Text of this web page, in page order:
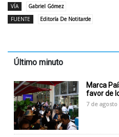
VÍA
Gabriel Gómez
FUENTE
Editoría De Notitarde
Último minuto
Marca
favor de
7 de agosto